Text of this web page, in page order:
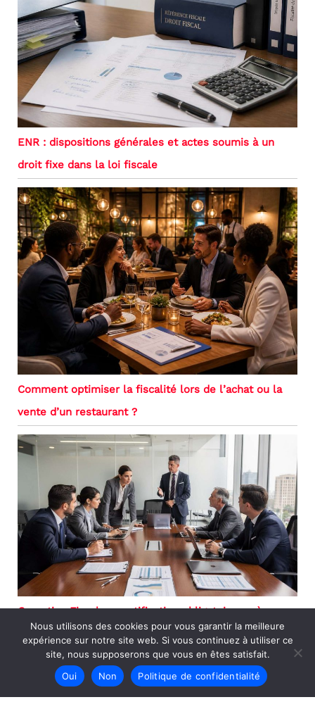
ENR : dispositions générales et actes soumis à un
droit fixe dans la loi fiscale
Comment optimiser la fiscalité lors de l’achat ou la
vente d’un restaurant ?
Garanties Fiscales : notification obligatoire après un
examen contradictoire
Nous utilisons des cookies pour vous garantir la meilleure
expérience sur notre site web. Si vous continuez à utiliser ce
site, nous supposerons que vous en êtes satisfait.
Oui
Non Politique de confidentialité